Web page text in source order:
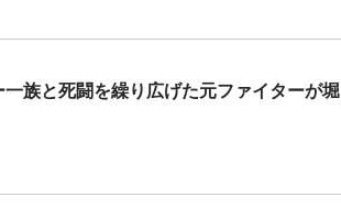
族と死闘を繰り広げた元ファイターが堀